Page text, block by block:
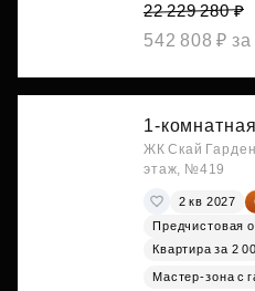
22 229 280 ₽
542 808 ₽ за
1-
ЖК Скай
этаж, №419
2 кв 2027
Предчистовая
Квартира за 2
Мастер-зона с